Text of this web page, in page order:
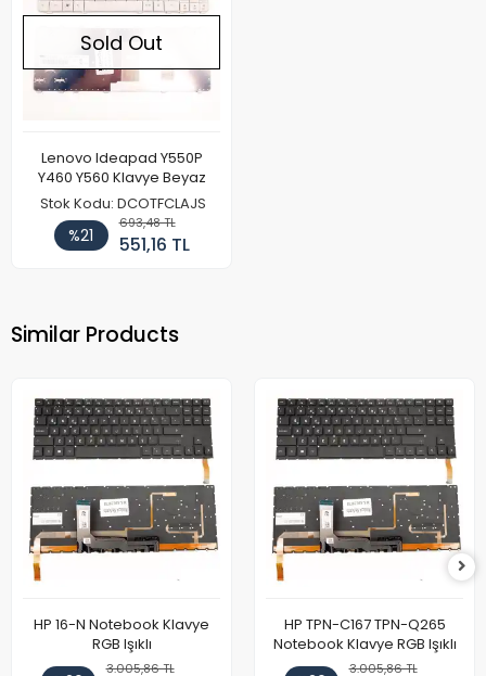
Sold Out
Lenovo Ideapad Y550P
Y460 Y560 Klavye Beyaz
Stok Kodu: DCOTFCLAJS
%21
693,48 TL
551,16 TL
Similar Products
HP 16-N Notebook Klavye
RGB Işıklı
3.005,86 TL
HP TPN-C167 TPN-Q265
Notebook Klavye RGB Işıklı
3.005,86 TL